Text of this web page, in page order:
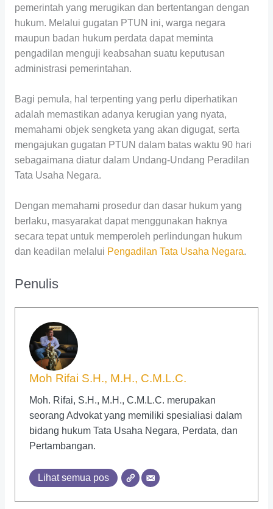
pemerintah yang merugikan dan bertentangan dengan
hukum. Melalui gugatan PTUN ini, warga negara
maupun badan hukum perdata dapat meminta
pengadilan menguji keabsahan suatu keputusan
administrasi pemerintahan.
Bagi pemula, hal terpenting yang perlu diperhatikan
adalah memastikan adanya kerugian yang nyata,
memahami objek sengketa yang akan digugat, serta
mengajukan gugatan PTUN dalam batas waktu 90 hari
sebagaimana diatur dalam Undang-Undang Peradilan
Tata Usaha Negara.
Dengan memahami prosedur dan dasar hukum yang
berlaku, masyarakat dapat menggunakan haknya
secara tepat untuk memperoleh perlindungan hukum
dan keadilan melalui Pengadilan Tata Usaha Negara.
Penulis
Moh Rifai S.H., M.H., C.M.L.C.
Moh. Rifai, S.H., M.H., C.M.L.C. merupakan
seorang Advokat yang memiliki spesialiasi dalam
bidang hukum Tata Usaha Negara, Perdata, dan
Pertambangan.
Lihat semua pos